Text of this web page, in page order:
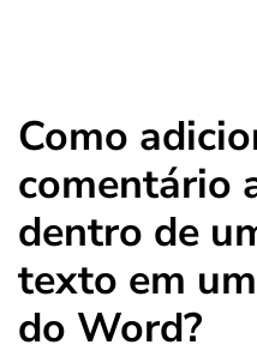
Como
comentário
dentro de
texto em
do Word?